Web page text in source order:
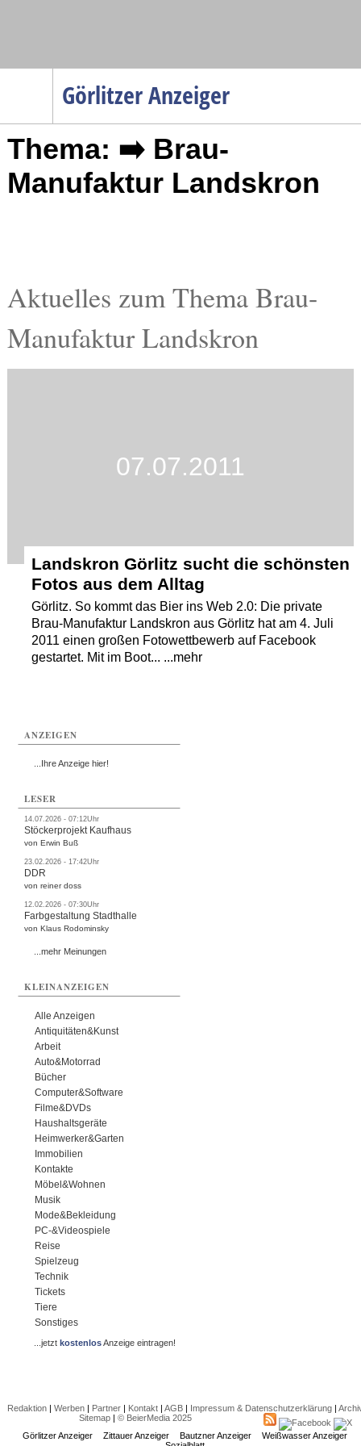
Görlitzer Anzeiger
Menüpunkte
Startseite
Gesellschaft
Gesundheit
Kultur
Thema: ➡️ Brau-
Manufaktur Landskron
Aktuelles zum Thema Brau-
Manufaktur Landskron
07.07.2011
Landskron Görlitz sucht die schönsten
Fotos aus dem Alltag
Görlitz. So kommt das Bier ins Web 2.0: Die private
Brau-Manufaktur Landskron aus Görlitz hat am 4. Juli
2011 einen großen Fotowettbewerb auf Facebook
gestartet. Mit im Boot... ...mehr
ANZEIGEN
...Ihre Anzeige hier!
LESER
14.07.2026 - 07:12Uhr
Stöckerprojekt Kaufhaus
von Erwin Buß
23.02.2026 - 17:42Uhr
DDR
von reiner doss
12.02.2026 - 07:30Uhr
Farbgestaltung Stadthalle
von Klaus Rodominsky
...mehr Meinungen
KLEINANZEIGEN
Alle Anzeigen
Antiquitäten&Kunst
Arbeit
Auto&Motorrad
Bücher
Computer&Software
Filme&DVDs
Haushaltsgeräte
Heimwerker&Garten
Immobilien
Kontakte
Möbel&Wohnen
Musik
Mode&Bekleidung
PC-&Videospiele
Reise
Spielzeug
Technik
Tickets
Tiere
Sonstiges
...jetztkostenlosAnzeige eintragen!
Redaktion| Werben| Partner| Kontakt| AGB| Impressum & Datenschutzerklärung|
Sitemap| © BeierMedia 2025
Görlitzer Anzeiger
Zittauer Anzeiger Bautzner Anzeiger
Weißwasser Anzeiger